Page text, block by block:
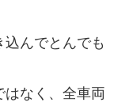
んでとんでも
はなく、全車両